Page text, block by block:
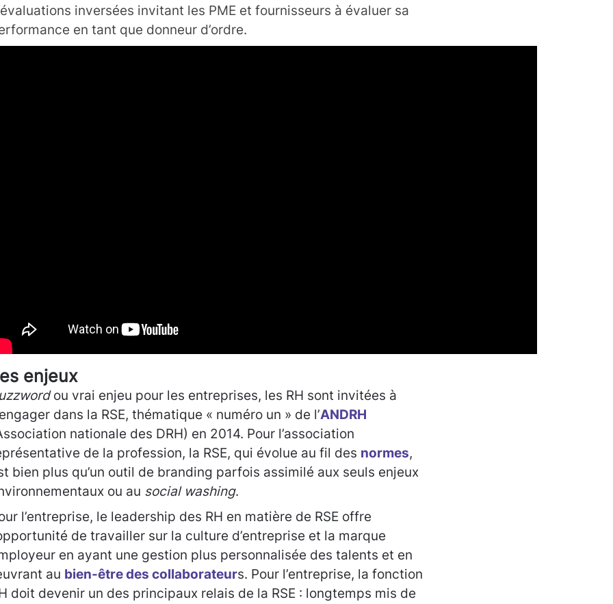
inversées invitant les PME et fournisseurs à évaluer sa
en tant que donneur d’ordre.
enjeux
ou vrai enjeu pour les entreprises, les RH sont invitées à
dans la RSE, thématique « numéro un » de l’ANDRH
nationale des DRH) en 2014. Pour l’association
de la profession, la RSE, qui évolue au fil des normes,
bien plus qu’un outil de branding parfois assimilé aux seuls enjeux
ou au social washing.
l’entreprise, le leadership des RH en matière de RSE offre
de travailler sur la culture d’entreprise et la marque
en ayant une gestion plus personnalisée des talents et en
au bien-être des collaborateurs. Pour l’entreprise, la fonction
doit devenir un des principaux relais de la RSE : longtemps mis de